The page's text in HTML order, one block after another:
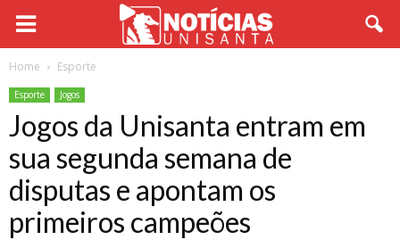
Home Esporte
Esporte Jogos
Jogos da Unisanta entram em
sua segunda semana de
disputas e apontam os
primeiros campeões